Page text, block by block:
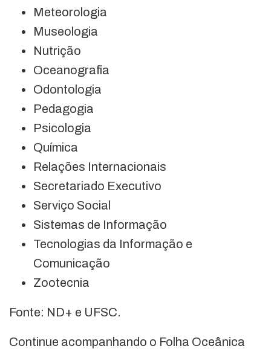
Meteorologia
Museologia
Nutrição
Oceanografia
Odontologia
Pedagogia
Psicologia
Química
Relações Internacionais
Secretariado Executivo
Serviço Social
Sistemas de Informação
Tecnologias da Informação e
Comunicação
Zootecnia
Fonte: ND+ e UFSC.
Continue acompanhando o Folha Oceânica